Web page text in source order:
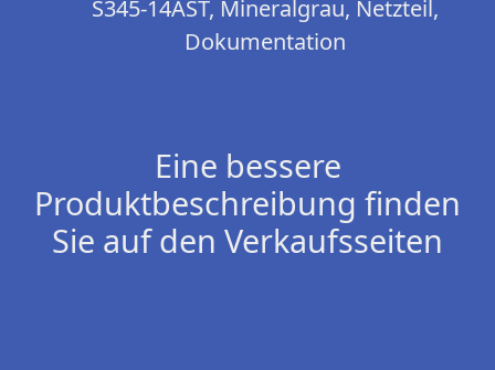
S345-14AST, Mineralgrau, Netzteil,
Dokumentation
Eine bessere
Produktbeschreibung finden
Sie auf den Verkaufsseiten